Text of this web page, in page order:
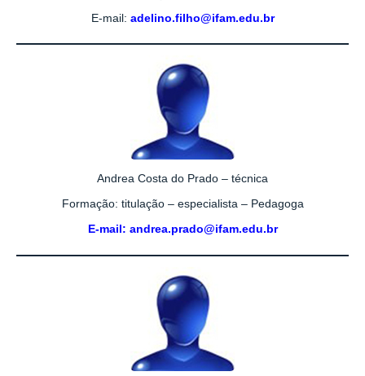
E-mail: adelino.filho@ifam.edu.br
Andrea Costa do Prado – técnica
Formação: titulação – especialista – Pedagoga
E-mail: andrea.prado@ifam.edu.br